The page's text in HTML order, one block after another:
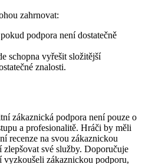
zahrnovat:
podpora není dostatečně
schopna vyřešit složitější
znalosti.
zákaznická podpora není pouze o
a profesionalitě. Hráči by měli
recenze na svou zákaznickou
zlepšovat své služby. Doporučuje
vyzkoušeli zákaznickou podporu,